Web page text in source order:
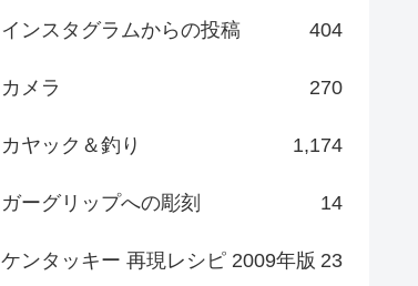
インスタグラムからの投稿 404
カメラ 270
カヤック＆釣り 1,174
ガーグリップへの彫刻 14
ケンタッキー 再現レシピ 2009年版 23